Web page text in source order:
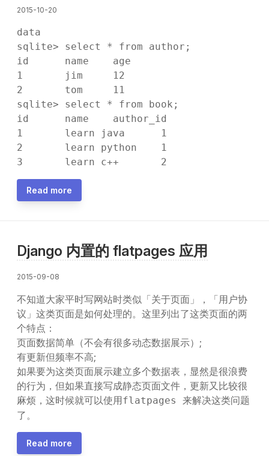
2015-10-20
data
sqlite> select * from author;
id      name    age
1       jim     12
2       tom     11
sqlite> select * from book;
id      name    author_id
1       learn java      1
2       learn python    1
Read more
Django 内置的 flatpages 应用
2015-09-08
不知道大家平时写网站时类似「关于页面」，「用户协
议」这类页面是如何处理的。这里列出了这类页面的两
个特点：
页面数据简单（不会有很多动态数据展示）;
有更新但频率不高;
如果要为这类页面展示建立多个数据表，显然是很浪费
的行为，但如果直接写成静态页面文件，更新又比较很
麻烦，这时候就可以使用flatpages 来解决这类问题
了。
Read more